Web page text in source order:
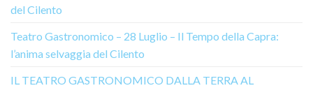
del Cilento
Teatro Gastronomico – 28 Luglio – Il Tempo della Capra:
l’anima selvaggia del Cilento
IL TEATRO GASTRONOMICO DALLA TERRA AL